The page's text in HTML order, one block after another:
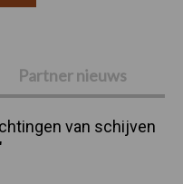
Partner nieuws
van schijven